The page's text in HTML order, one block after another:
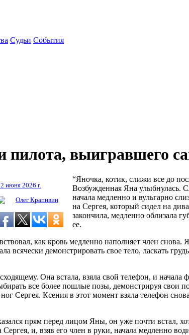
Судьи События
пилота, выигравшего
июня 2026 г.
Олег Крапивин
“Яночка, котик, слижи все до
Возбужденная Яна улыбнулась.
начала медленно и вульгарно
на Сергея, который сидел на
закончила, медленно облизала
ее.
как кровь медленно наполняет член снова.
всячески демонстрировать свое тело, ласкать
Она встала, взяла свой телефон, и начала
все более пошлые позы, демонстрируя свои
Сергея. Ксения в этот момент взяла телефон
прям перед лицом Яны, он уже почти встал,
и, взяв его член в руки, начала медленно